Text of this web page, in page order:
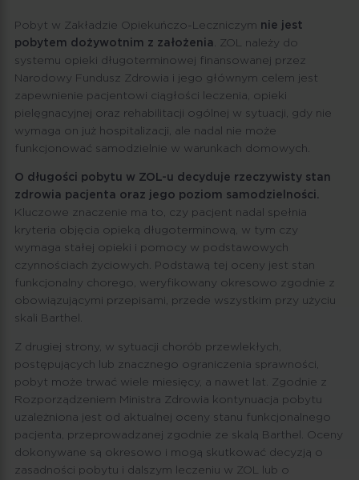
Pobyt w Zakładzie Opiekuńczo-Leczniczym nie jest
pobytem dożywotnim z założenia . ZOL należy do
systemu opieki długoterminowej finansowanej przez
Narodowy Fundusz Zdrowia i jego głównym celem jest
zapewnienie pacjentowi ciągłości leczenia, opieki
pielęgnacyjnej oraz rehabilitacji ogólnej w sytuacji, gdy nie
wymaga on już hospitalizacji, ale nadal nie może
funkcjonować samodzielnie w warunkach domowych.
O długości pobytu w ZOL-u decyduje rzeczywisty stan
zdrowia pacjenta oraz jego poziom samodzielności.
Kluczowe znaczenie ma to, czy pacjent nadal spełnia
kryteria objęcia opieką długoterminową, w tym czy
wymaga stałej opieki i pomocy w podstawowych
czynnościach życiowych. Podstawą tej oceny jest stan
funkcjonalny chorego, weryfikowany okresowo zgodnie z
obowiązującymi przepisami, przede wszystkim przy użyciu
skali Barthel.
Z drugiej strony, w sytuacji chorób przewlekłych,
postępujących lub znacznego ograniczenia sprawności,
pobyt może trwać wiele miesięcy, a nawet lat. Zgodnie z
Rozporządzeniem Ministra Zdrowia kontynuacja pobytu
uzależniona jest od aktualnej oceny stanu funkcjonalnego
pacjenta, przeprowadzanej zgodnie ze skalą Barthel. Oceny
dokonywane są okresowo i mogą skutkować decyzją o
zasadności pobytu i dalszym leczeniu w ZOL lub o